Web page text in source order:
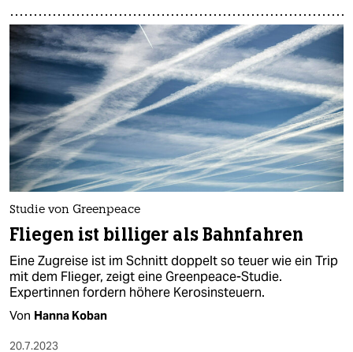
Studie von Greenpeace
Fliegen ist billiger als Bahnfahren
Eine Zugreise ist im Schnitt doppelt so teuer wie ein Trip
mit dem Flieger, zeigt eine Greenpeace-Studie.
Expertinnen fordern höhere Kerosinsteuern.
Von Hanna Koban
20.7.2023